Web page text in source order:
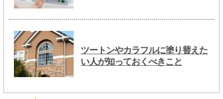
ツートンやカラフルに塗り替えた
い人が知っておくべきこと